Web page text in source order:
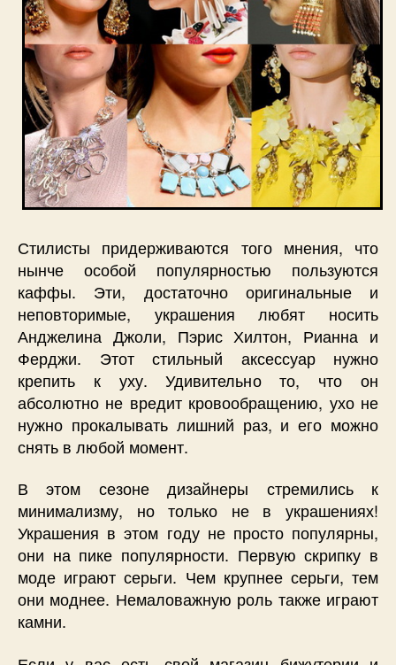
Стилисты придерживаются того мнения, что
нынче особой популярностью пользуются
каффы. Эти, достаточно оригинальные и
неповторимые, украшения любят носить
Анджелина Джоли, Пэрис Хилтон, Рианна и
Ферджи. Этот стильный аксессуар нужно
крепить к уху. Удивительно то, что он
абсолютно не вредит кровообращению, ухо не
нужно прокалывать лишний раз, и его можно
снять в любой момент.
В этом сезоне дизайнеры стремились к
минимализму, но только не в украшениях!
Украшения в этом году не просто популярны,
они на пике популярности. Первую скрипку в
моде играют серьги. Чем крупнее серьги, тем
они моднее. Немаловажную роль также играют
камни.